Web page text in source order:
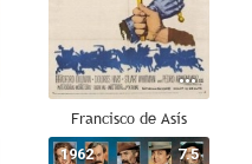
Francisco de Asís
7.5
1962